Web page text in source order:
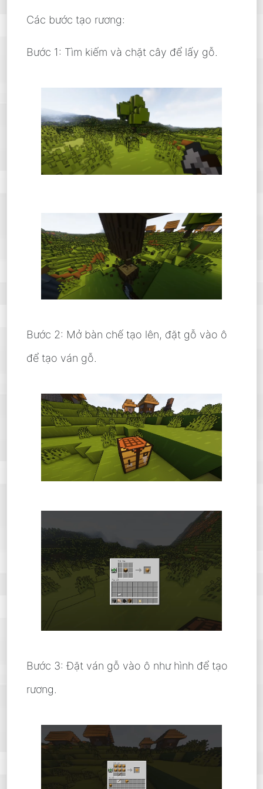
Các bước tạo rương:
Bước 1: Tìm kiếm và chặt cây để lấy gỗ.
Bước 2: Mở bàn chế tạo lên, đặt gỗ vào ô
để tạo ván gỗ.
Bước 3: Đặt ván gỗ vào ô như hình để tạo
rương.